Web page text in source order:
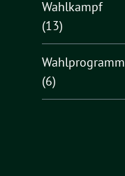
Wahlkampf
(13)
Wahlprogramm
(6)